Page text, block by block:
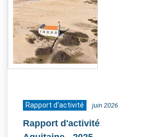
Rapport d'activité juin 2026
Rapport d'activité